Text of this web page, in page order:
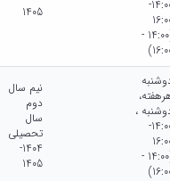
14:00-
(14:00 -
1405
،
14:00-
(14:00 -
نیم سال
دوم
سال
تحصیلی
1404-
1405